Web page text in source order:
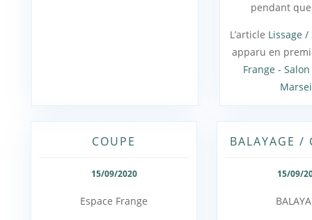
pendant
L’article Lissage /
apparu en
Frange -
COUPE
15/09/2020
Espace Frange
BALAYAGE /
15/09/